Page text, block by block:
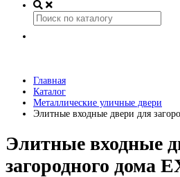
Главная
Каталог
Металлические уличные двери
Элитные входные двери для
Элитные входные
загородного дома